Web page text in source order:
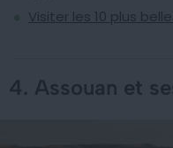
Visiter les 10 plus
4. Assouan et